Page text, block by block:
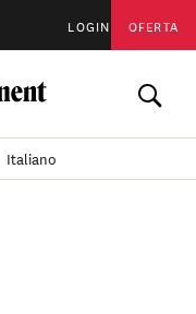
LOGIN OFERTA
Italiano